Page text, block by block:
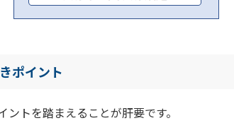
ポイント
トを踏まえることが肝要です。